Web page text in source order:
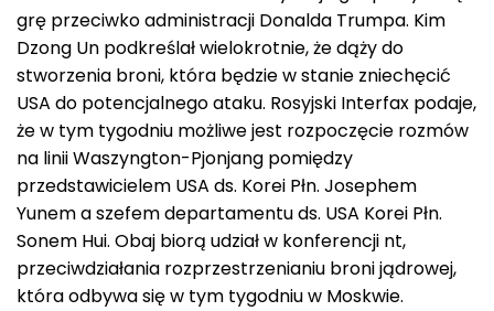
grę przeciwko administracji Donalda Trumpa. Kim
Dzong Un podkreślał wielokrotnie, że dąży do
stworzenia broni, która będzie w stanie zniechęcić
USA do potencjalnego ataku. Rosyjski Interfax podaje,
że w tym tygodniu możliwe jest rozpoczęcie rozmów
na linii Waszyngton-Pjonjang pomiędzy
przedstawicielem USA ds. Korei Płn. Josephem
Yunem a szefem departamentu ds. USA Korei Płn.
Sonem Hui. Obaj biorą udział w konferencji nt,
przeciwdziałania rozprzestrzenianiu broni jądrowej,
która odbywa się w tym tygodniu w Moskwie.